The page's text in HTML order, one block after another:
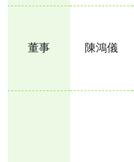
股東會
股價資訊
董事 陳鴻儀